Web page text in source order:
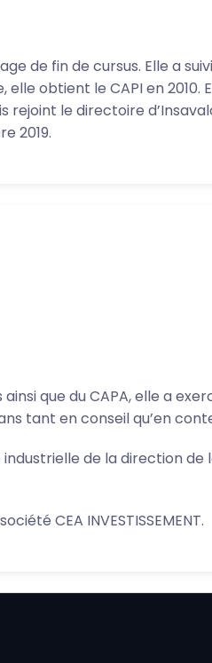
de fin de cursus. Elle a
obtient le CAPI en 2010.
rejoint le directoire
2019.
que du CAPA, elle a
tant en conseil qu’en
de la direction
CEA INVESTISSEMENT.